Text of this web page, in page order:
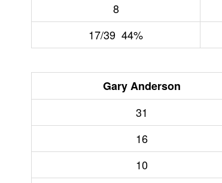
8
17/39 44%
Gary Anderson
31
16
10